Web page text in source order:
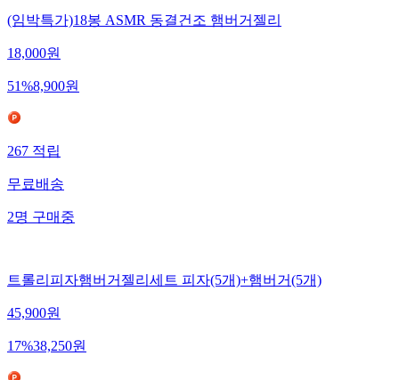
(임박특가)18봉 ASMR 동결건조 햄버거젤리
18,000원
51%8,900원
267적립
무료배송
2명구매중
트롤리피자햄버거젤리세트 피자(5개)+햄버거(5개)
45,900원
17%38,250원